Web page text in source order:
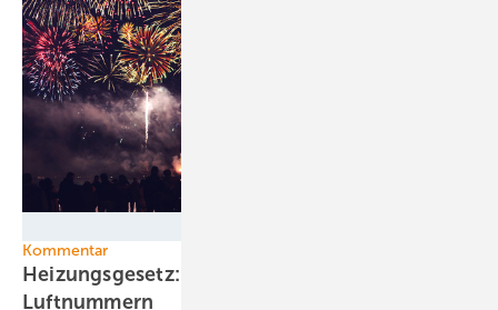
Kommentar
Heizungsgesetz: Die Regierung feiert sich für
Luftnummern